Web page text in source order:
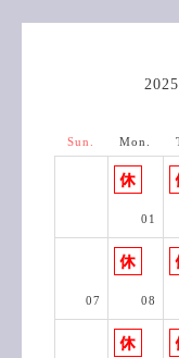
Sun. Mon.
01
07 08